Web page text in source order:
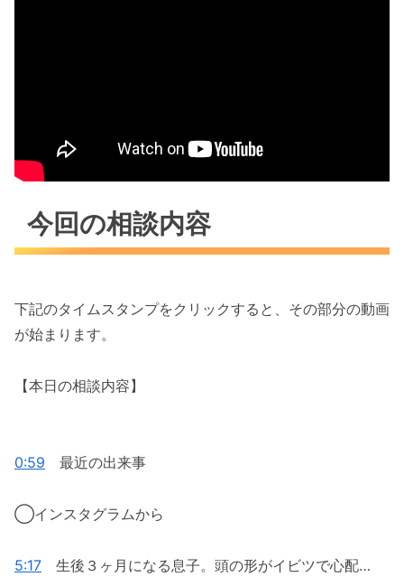
今回の相談内容
下記のタイムスタンプをクリックすると、その部分の動画
が始まります。
【本日の相談内容】
0:59 最近の出来事
◯インスタグラムから
5:17 生後３ヶ月になる息子。頭の形がイビツで心配…